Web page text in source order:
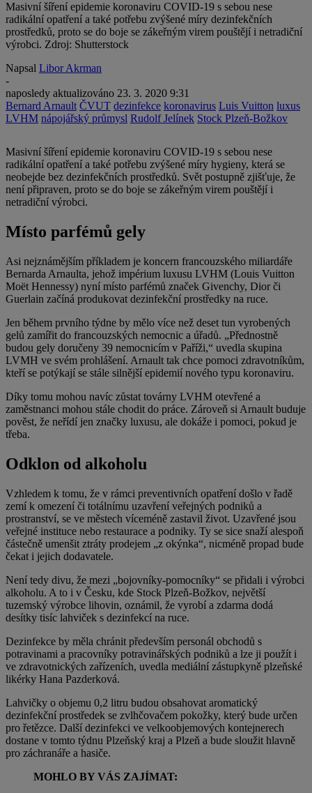
Masivní šíření epidemie koronaviru COVID-19 s sebou nese
radikální opatření a také potřebu zvýšené míry dezinfekčních
prostředků, proto se do boje se zákeřným virem pouštějí i netradiční
výrobci. Zdroj: Shutterstock
Napsal Libor Akrman
-
naposledy aktualizováno 23. 3. 2020 9:31
Bernard Arnault ČVUT dezinfekce koronavirus Luis Vuitton luxus
LVHM nápojářský průmysl Rudolf Jelínek Stock Plzeň-Božkov
Masivní šíření epidemie koronaviru COVID-19 s sebou nese
radikální opatření a také potřebu zvýšené míry hygieny, která se
neobejde bez dezinfekčních prostředků. Svět postupně zjišťuje, že
není připraven, proto se do boje se zákeřným virem pouštějí i
netradiční výrobci.
Místo parfémů gely
Asi nejznámějším příkladem je koncern francouzského miliardáře
Bernarda Arnaulta, jehož impérium luxusu LVHM (Louis Vuitton
Moët Hennessy) nyní místo parfémů značek Givenchy, Dior či
Guerlain začíná produkovat dezinfekční prostředky na ruce.
Jen během prvního týdne by mělo více než deset tun vyrobených
gelů zamířit do francouzských nemocnic a úřadů. „Přednostně
budou gely doručeny 39 nemocnicím v Paříži,“ uvedla skupina
LVMH ve svém prohlášení. Arnault tak chce pomoci zdravotníkům,
kteří se potýkají se stále silnější epidemií nového typu koronaviru.
Díky tomu mohou navíc zůstat továrny LVHM otevřené a
zaměstnanci mohou stále chodit do práce. Zároveň si Arnault buduje
pověst, že neřídí jen značky luxusu, ale dokáže i pomoci, pokud je
třeba.
Odklon od alkoholu
Vzhledem k tomu, že v rámci preventivních opatření došlo v řadě
zemí k omezení či totálnímu uzavření veřejných podniků a
prostranství, se ve městech víceméně zastavil život. Uzavřené jsou
veřejné instituce nebo restaurace a podniky. Ty se sice snaží alespoň
částečně umenšit ztráty prodejem „z okýnka“, nicméně propad bude
čekat i jejich dodavatele.
Není tedy divu, že mezi „bojovníky-pomocníky“ se přidali i výrobci
alkoholu. A to i v Česku, kde Stock Plzeň-Božkov, největší
tuzemský výrobce lihovin, oznámil, že vyrobí a zdarma dodá
desítky tisíc lahviček s dezinfekcí na ruce.
Dezinfekce by měla chránit především personál obchodů s
potravinami a pracovníky potravinářských podniků a lze ji použít i
ve zdravotnických zařízeních, uvedla mediální zástupkyně plzeňské
likérky Hana Pazderková.
Lahvičky o objemu 0,2 litru budou obsahovat aromatický
dezinfekční prostředek se zvlhčovačem pokožky, který bude určen
pro řetězce. Další dezinfekci ve velkoobjemových kontejnerech
dostane v tomto týdnu Plzeňský kraj a Plzeň a bude sloužit hlavně
pro záchranáře a hasiče.
MOHLO BY VÁS ZAJÍMAT: